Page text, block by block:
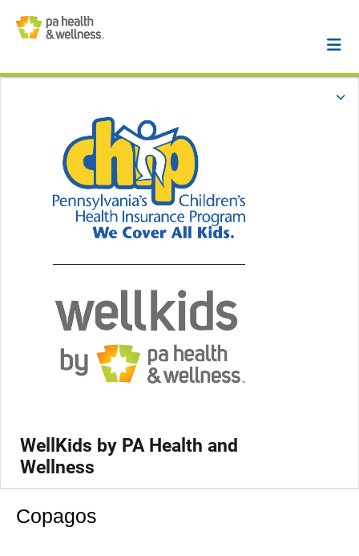
WellKids by PA Health and
Wellness
Copagos